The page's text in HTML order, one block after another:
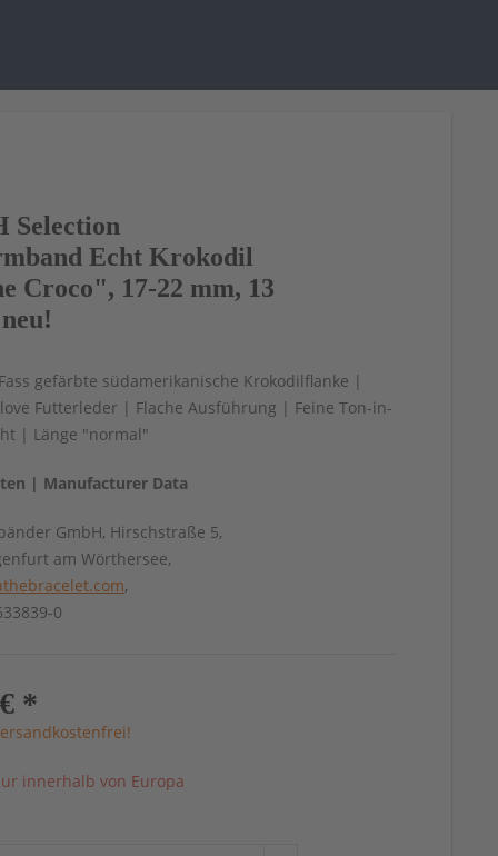
Selection
Echt Krokodil
Croco", 17-22 mm, 13
gefärbte südamerikanische Krokodilflanke |
Futterleder | Flache Ausführung | Feine Ton-in-
| Länge "normal"
| Manufacturer Data
GmbH, Hirschstraße 5,
am Wörthersee,
,
0
*
innerhalb von Europa